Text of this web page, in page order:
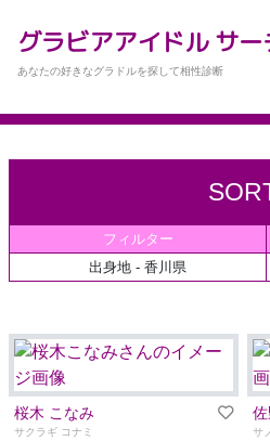
グラビアアイドル サー
あなたの好きなグラドルを探して相性診断
フィルター
出身地 - 香川県
桜木 こなみ
サクラギ コナミ サ